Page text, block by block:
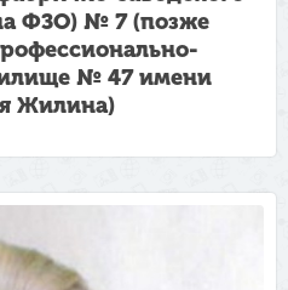
ФЗО) № 7 (позже
№ 47 имени
Жилина)